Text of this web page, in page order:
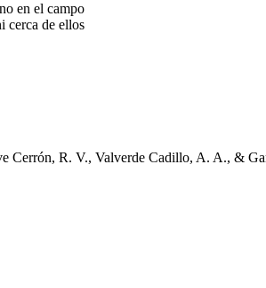
en el campo
cerca de ellos
Cerrón, R. V., Valverde Cadillo, A. A., &